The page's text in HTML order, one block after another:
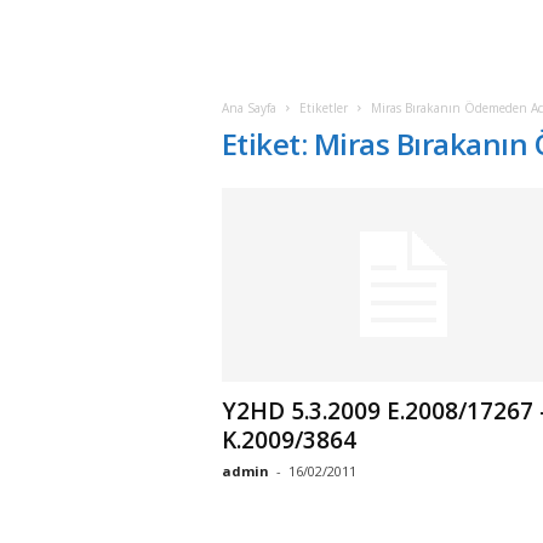
Ana Sayfa Etiketler Miras Bırakanın Ödemeden
Etiket: Miras
Y2HD 5.3.2009 E.2008/17267
K.2009/3864
admin - 16/02/2011